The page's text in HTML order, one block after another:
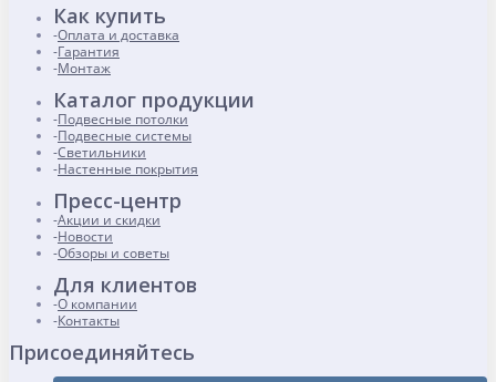
Как купить
Оплата и доставка
Гарантия
Монтаж
Каталог продукции
Подвесные потолки
Подвесные системы
Светильники
Настенные покрытия
Пресс-центр
Акции и скидки
Новости
Обзоры и советы
Для клиентов
О компании
Контакты
Присоединяйтесь